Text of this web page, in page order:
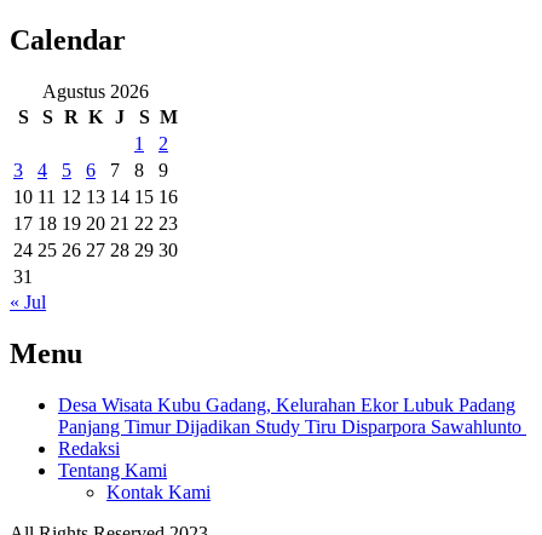
Calendar
Agustus 2026
S
S R K J S M
1
2
3
4 5 6 7 8
9
10 11 12 13 14 15 16
17 18 19 20 21 22 23
24 25 26 27 28 29 30
31
« Jul
Menu
Desa Wisata Kubu Gadang, Kelurahan Ekor Lubuk Padang
Panjang Timur Dijadikan Study Tiru Disparpora Sawahlunto
Redaksi
Tentang Kami
Kontak Kami